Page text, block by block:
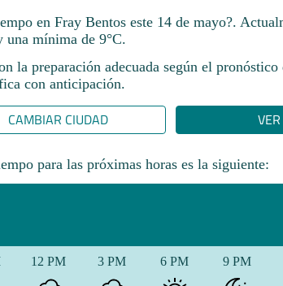
en Fray Bentos este 14 de mayo?.
una mínima de 9°C.
la preparación adecuada según el
con anticipación.​
CAMBIAR CIUDAD
para las próximas horas es la siguiente:
12 PM 3 PM 6 PM 9 PM